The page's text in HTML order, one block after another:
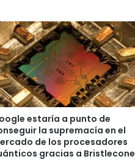
estaría a punto de
la supremacía en el
de los procesadores
gracias a Bristlecone